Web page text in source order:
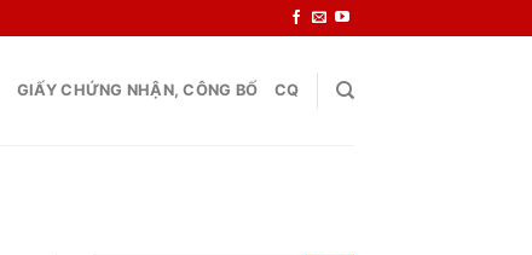
GIẤY CHỨNG NHẬN, CÔNG BỐ CQ